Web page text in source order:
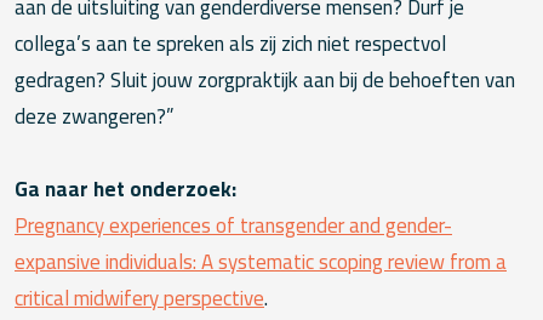
collega’s aan te spreken als zij zich niet respectvol
gedragen? Sluit jouw zorgpraktijk aan bij de behoeften van
deze zwangeren?”
Ga naar het onderzoek:
Pregnancy experiences of transgender and gender-
expansive individuals: A systematic scoping review from a
critical midwifery perspective.